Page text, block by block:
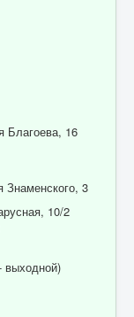
Благоева, 16
Знаменского, 3
10/2
выходной)